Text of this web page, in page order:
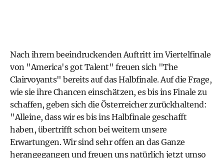
Nach ihrembeeindruckenden Auftritt im Viertelfinale
von "America's got Talent" freuen sich "The
Clairvoyants" bereits auf das Halbfinale. Auf die Frage,
wie sie ihre Chancen einschätzen, es bis ins Finale zu
schaffen, geben sich die Österreicher zurückhaltend:
"Alleine, dass wir es bis ins Halbfinale geschafft
haben, übertrifft schon bei weitem unsere
Erwartungen. Wir sind sehr offen an das Ganze
herangegangen und freuen uns natürlich jetzt umso